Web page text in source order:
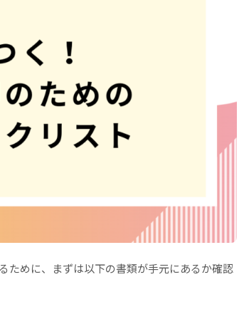
ために、まずは以下の書類が手元にあるか確認